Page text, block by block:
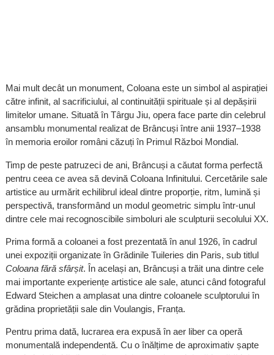
Mai mult decât un monument, Coloana este un simbol al aspirației
către infinit, al sacrificiului, al continuității spirituale și al depășirii
limitelor umane. Situată în Târgu Jiu, opera face parte din celebrul
ansamblu monumental realizat de Brâncuși între anii 1937–1938
în memoria eroilor români căzuți în Primul Război Mondial.
Timp de peste patruzeci de ani, Brâncuși a căutat forma perfectă
pentru ceea ce avea să devină Coloana Infinitului. Cercetările sale
artistice au urmărit echilibrul ideal dintre proporție, ritm, lumină și
perspectivă, transformând un modul geometric simplu într-unul
dintre cele mai recognoscibile simboluri ale sculpturii secolului XX.
Prima formă a coloanei a fost prezentată în anul 1926, în cadrul
unei expoziții organizate în Grădinile Tuileries din Paris, sub titlul
Coloana fără sfârșit. În același an, Brâncuși a trăit una dintre cele
mai importante experiențe artistice ale sale, atunci când fotograful
Edward Steichen a amplasat una dintre coloanele sculptorului în
grădina proprietății sale din Voulangis, Franța.
Pentru prima dată, lucrarea era expusă în aer liber ca operă
monumentală independentă. Cu o înălțime de aproximativ șapte